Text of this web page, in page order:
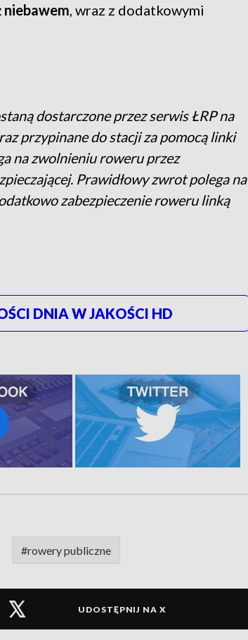
, wraz z dodatkowymi
dostarczone przez serwis ŁRP na
przypinane do stacji za pomocą linki
na zwolnieniu roweru przez
Prawidłowy zwrot polega na
zabezpieczenie roweru linką
DNIA W JAKOŚCI HD
#rowery publiczne
UDOSTĘPNIJ NA X